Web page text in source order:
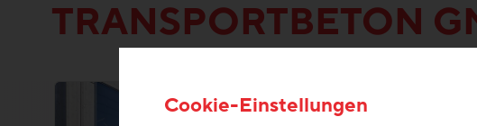
TRANSPORTBETON
Cookie-Einstellungen